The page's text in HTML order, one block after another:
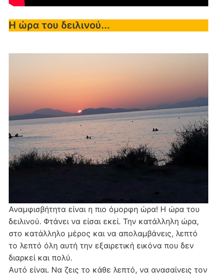
Η ώρα του δειλινού...
Αναμφισβήτητα είναι η πιο όμορφη ώρα! Η ώρα του
δειλινού. Φτάνει να είσαι εκεί. Την κατάλληλη ώρα,
στο κατάλληλο μέρος και να απολαμβάνεις, λεπτό
το λεπτό όλη αυτή την εξαιρετική εικόνα που δεν
διαρκεί και πολύ.
Αυτό είναι. Να ζεις το κάθε λεπτό, να ανασαίνεις τον